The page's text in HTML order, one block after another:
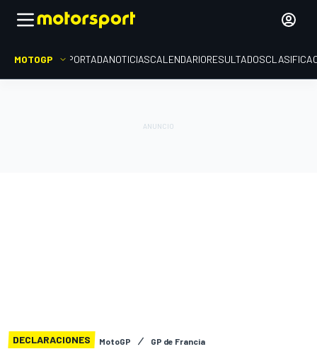
MOTOGP PORTADANOTICIASCALENDARIORESULTADOS
DECLARACIONES MotoGP GP de Francia